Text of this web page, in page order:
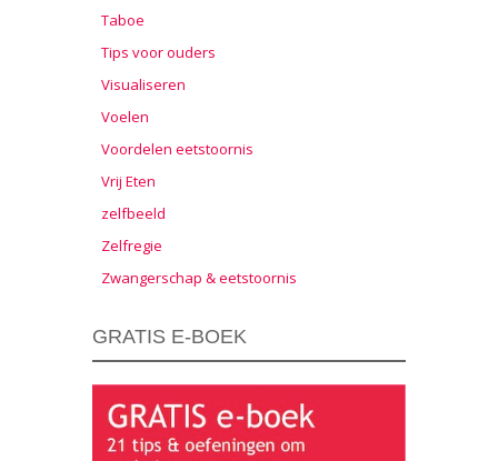
Taboe
Tips voor ouders
Visualiseren
Voelen
Voordelen eetstoornis
Vrij Eten
zelfbeeld
Zelfregie
Zwangerschap & eetstoornis
GRATIS E-BOEK